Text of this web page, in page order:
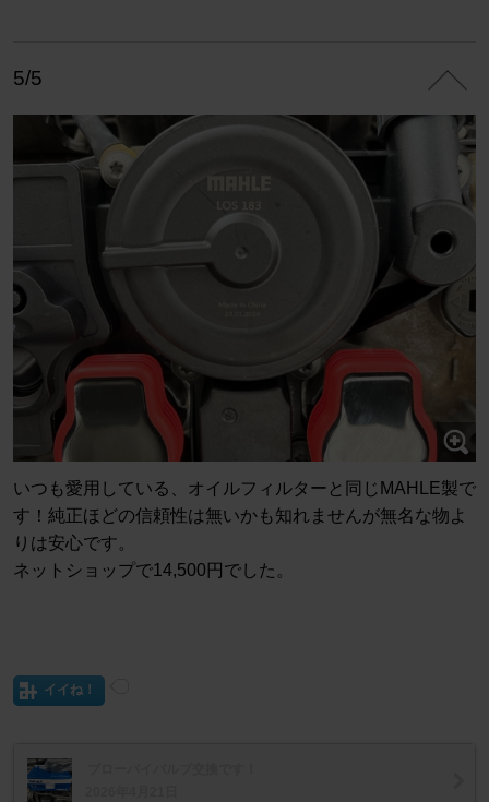
5/5
いつも愛用している、オイルフィルターと同じMAHLE製で
す！純正ほどの信頼性は無いかも知れませんが無名な物よ
りは安心です。
ネットショップで14,500円でした。
イイね！